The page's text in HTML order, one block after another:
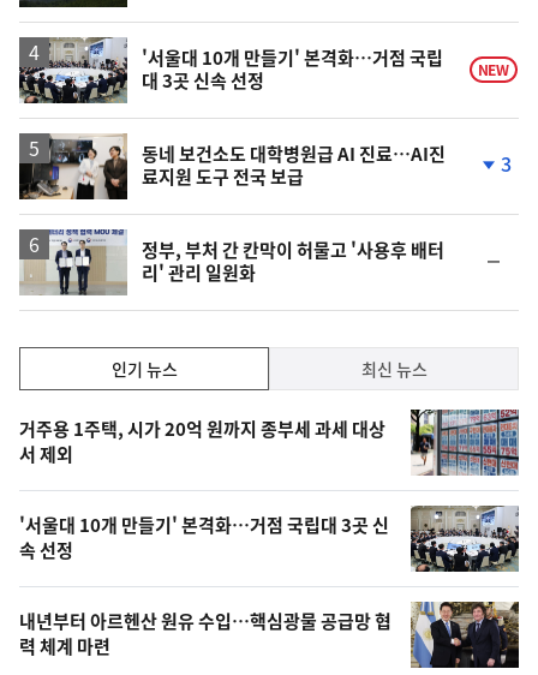
상
승
'서울대 10개 만들기' 본격화…거점 국립
대 3곳 신속 선정
NEW
동네 보건소도 대학병원급 AI 진료…AI진
료지원 도구 전국 보급
하
3
정부, 부처 간 칸막이 허물고 '사용후 배터
리' 관리 일원화
일
기,
최
신,
오
늘
의
영
상
인기 뉴스 최신 뉴스
기
뉴
스
거주용 1주택, 시가 20억 원까지 종부세 과세 대상
서 제외
'서울대 10개 만들기' 본격화…거점 국립대 3곳 신
속 선정
내년부터 아르헨산 원유 수입…핵심광물 공급망 협
력 체계 마련